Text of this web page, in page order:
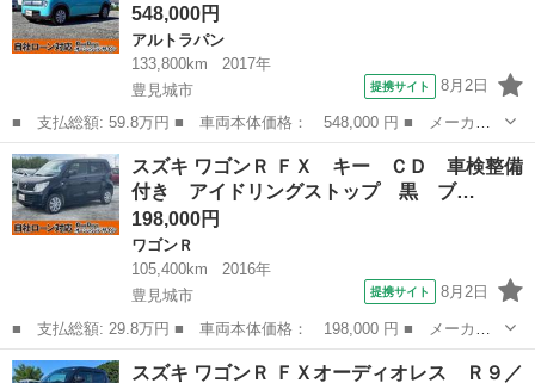
ッ...
548,000円
アルトラパン
133,800km
2017年
豊見城市
提携サイト 8月2日
■ 支払総額: 59.8万円 ■ 車両本体価格： 548,000 円 ■ メーカー
名： スズキ ■ 車種名： アルトラパン ■ グレード名： Ｘ ■
排気量： 660cc ■ ドア枚数： 5D ■ ミッション： インパネA...
沖縄 豊見城市 アルトラパン
スズキ ワゴンＲ ＦＸ キー ＣＤ 車検整備
付き アイドリングストップ 黒 ブ…
198,000円
ワゴンＲ
105,400km
2016年
豊見城市
提携サイト 8月2日
■ 支払総額: 29.8万円 ■ 車両本体価格： 198,000 円 ■ メーカー
名： スズキ ■ 車種名： ワゴンＲ ■ グレード名： ＦＸ キ
ー ＣＤ 車検整備付き アイドリングストップ 黒 ブラック シ
沖縄 豊見城市 ワゴンＲ
スズキ ワゴンＲ ＦＸオーディオレス Ｒ９／